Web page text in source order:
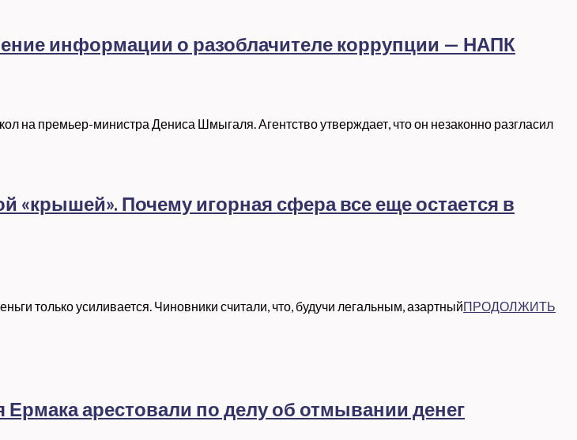
информации о разоблачителе коррупции — НАПК
на премьер-министра Дениса Шмыгаля. Агентство утверждает, что он незаконно разгласил
Почему игорная сфера все еще остается в
только усиливается. Чиновники считали, что, будучи легальным, азартныйПРОДОЛЖИТЬ
арестовали по делу об отмывании денег